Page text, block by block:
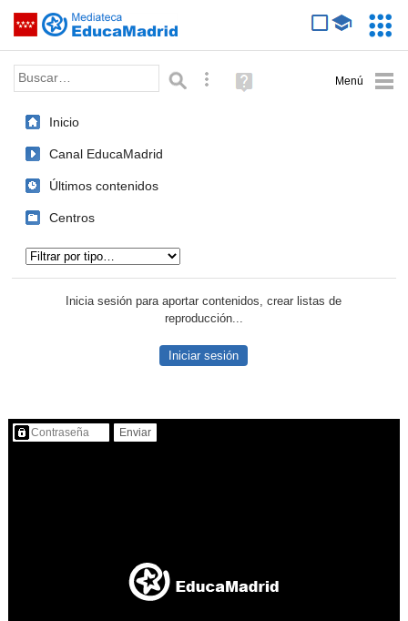
Saltar navegación
Palabra o frase: Búsqueda avanzada
Ayuda
(en
Inicio
Canal EducaMadrid
Últimos contenidos
Centros
Inicia sesión para aportar contenidos, crear listas de
reproducción...
Iniciar sesión
Contenido protegido…